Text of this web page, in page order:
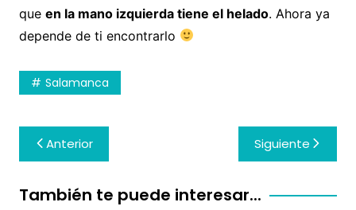
que en la mano izquierda tiene el helado. Ahora ya
depende de ti encontrarlo
Salamanca
Navegación
de
entradas
Anterior Siguiente
También te puede interesar...